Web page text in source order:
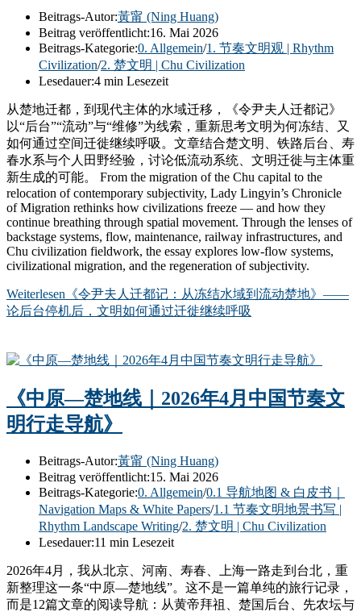
Beitrags-Autor:黃甯 (Ning Huang)
Beitrag veröffentlicht:16. Mai 2026
Beitrags-Kategorie:0. Allgemein/1. 节奏文明观 | Rhythm
Civilization/2. 楚文明 | Chu Civilization
Lesedauer:4 min Lesezeit
从楚地迁都，到现代主体的水域迁移，《令尹夫人迁都记》
以“后台”“流动”与“维修”为线索，重新思考文明为何冻结、又
如何通过空间迁徙继续呼吸。文章结合楚文明、铁路后台、寿
春水系与个人田野经验，讨论低流动系统、文明迁徙与主体重
新生成的可能。 From the migration of the Chu capital to the
relocation of contemporary subjectivity, Lady Lingyin’s Chronicle
of Migration rethinks how civilizations freeze — and how they
continue breathing through spatial movement. Through the lenses of
backstage systems, flow, maintenance, railway infrastructures, and
Chu civilization fieldwork, the essay explores low-flow systems,
civilizational migration, and the regeneration of subjectivity.
Weiterlesen 《令尹夫人迁都记：从冻结水域到流动楚地》——
论后台停机后，文明如何通过迁徙继续呼吸
《中原—楚地线｜2026年4月中国节奏文
明行走导航》
Beitrags-Autor:黃甯 (Ning Huang)
Beitrag veröffentlicht:15. Mai 2026
Beitrags-Kategorie:0. Allgemein/0.1 导航地图 & 白皮书｜
Navigation Maps & White Papers/1.1 节奏文明地景书写 |
Rhythm Landscape Writing/2. 楚文明 | Chu Civilization
Lesedauer:11 min Lesezeit
2026年4月，我从北京、河南、寿春、上海一路走到台北，重
新整理这一条“中原—楚地线”。这不是一篇单纯的旅行记录，
而是12篇文章的阅读导航：从黄帝拜祖、楚国后台、先农坛与